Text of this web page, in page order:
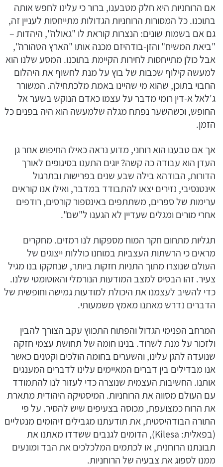
אם הרוחניות היא חלק מטבענו, ברור כי עלינו לחפש אותה
בתוכנו. כל המסורות הרוחניות הגדולות מתייחסות לעניין זה,
גם אם בשמות שונים: הנצרות קוראת לו "גאולה", היהדות –
"ביאת המשיח" והזן-בודהיזם מכנה אותו "הארץ הטהורה",
אבל כולן מתייחסות לחירות הקיימת בתוכנו. המסע שלנו הוא
למעשה קילוף שכבות של בוץ על מנת לחשוף את היהלום
החבוי בתוכן, שהוא מי שהיינו באמת מלכתחילה. המשורר
ג'לאל א-דין רומי מדבר על עצמו כאדם הנוקש בשער אל
החופש, וכשהשער נפתח מגלה שלמעשה הוא היה בפנים כל
הזמן.
אך אם טבענו הוא רוחני, מדוע נראה כאילו החיפוש אחר גן
העדן הוא עבודה כה קשה? יוגים התענו בסיגופים לאורך
הדורות, הבודהא בילה שבע שנים בפרישות ובתרגול
אינטנסיבי, נזירים יצאו להתבודד במדבר, ואילו אנו קוראים
ערימות של ספרים, משתתפים באינספור קורסים, רודפים
אחרי מורים ומגלים שעדיין לא הגענו ל"שם".
תגליות מתחום חקר המוח מספקות לנו רמזים. מחקרים
מראים כי הרשתות העצביות במוחנו כוללות ייצוגים של
העולם שנוצרו מתוך התניות חזקות ביותר, שנחקקו בנו מגיל
צעיר. זהו הבסיס למצב המודעות הנורמלי והאוטומטי שלנו.
כדי להשיב לעצמנו את היכולת למודעות גמישה וחופשית של
הדברים נדרש מאתנו מאמץ משמעותי.
המרחב הפנימי הגדול והפתוח התכווץ עקב הצורך להבין
ולזכור על מנת לשרוד. בנינו חומה של תחושת עצמי חזקה
שנועדה להגן עלינו, והשערים בחומה הולכים וקטֵנים כאשר
אנו מבדילים בין דברים המאיימים עלינו לדברים המענגים
אותנו. החשיבות העצמית שנוצרה כדי לעזור לנו להתמודד
עם העולם מסווה את הרוחניות. המיסטיקה היהודית מתארת
את הרוח כמצועפת, מכוסה בצעיפים שיש להסיר. על פי
התורה הבודהיסטית, את תודעתנו מגבילים זיהומים מנטליים
(בפאלית: Kilesa), הדומים לגנבים ששדדו מאתנו את
תבונתנו הרוחנית, או לכתמים המלכלכים את הבד ומונעים
ממנו לספוג את צבעיה של הרוחניות.